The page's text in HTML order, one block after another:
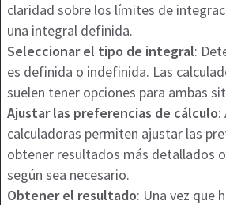
claridad sobre los límites de
una integral definida.
Seleccionar el tipo de integral:
es definida o indefinida. Las
suelen tener opciones para ambas
Ajustar las preferencias de cálculo:
calculadoras permiten ajustar las
obtener resultados más detallados
según sea necesario.
Obtener el resultado: Una vez que